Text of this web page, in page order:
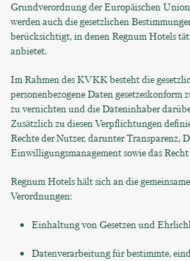
Grundverordnung der Europäischen
werden auch die gesetzlichen
berücksichtigt, in denen Regnum Hotels
anbietet.
Im Rahmen des KVKK besteht die
personenbezogene Daten gesetzeskonform
zu vernichten und die Dateninhaber
Zusätzlich zu diesen Verpflichtungen
Rechte der Nutzer, darunter Transparenz,
Einwilligungsmanagement sowie das
Regnum Hotels hält sich an die
Verordnungen:
Einhaltung von Gesetzen und
Datenverarbeitung für bestimmte,